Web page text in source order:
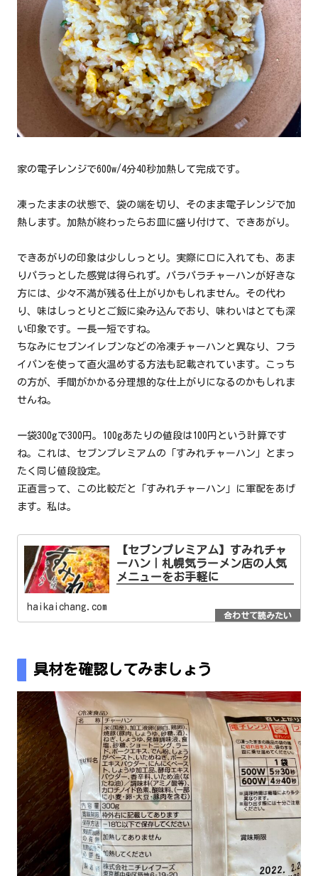
家の電子レンジで600w/4分40秒加熱して完成です。
凍ったままの状態で、袋の端を切り、そのまま電子レンジで加
熱します。加熱が終わったらお皿に盛り付けて、できあがり。
できあがりの印象は少ししっとり。実際に口に入れても、あま
りパラっとした感覚は得られず。パラパラチャーハンが好きな
方には、少々不満が残る仕上がりかもしれません。その代わ
り、味はしっとりとご飯に染み込んでおり、味わいはとても深
い印象です。一長一短ですね。
ちなみにセブンイレブンなどの冷凍チャーハンと異なり、フラ
イパンを使って直火温めする方法も記載されています。こっち
の方が、手間がかかる分理想的な仕上がりになるのかもしれま
せんね。
一袋300gで300円。100gあたりの値段は100円という計算です
ね。これは、セブンプレミアムの「すみれチャーハン」とまっ
たく同じ値段設定。
正直言って、この比較だと「すみれチャーハン」に軍配をあげ
ます。私は。
【セブンプレミアム】すみれチャ
ーハン｜札幌気ラーメン店の人気
メニューをお手軽に
haikaichang.com
具材を確認してみましょう